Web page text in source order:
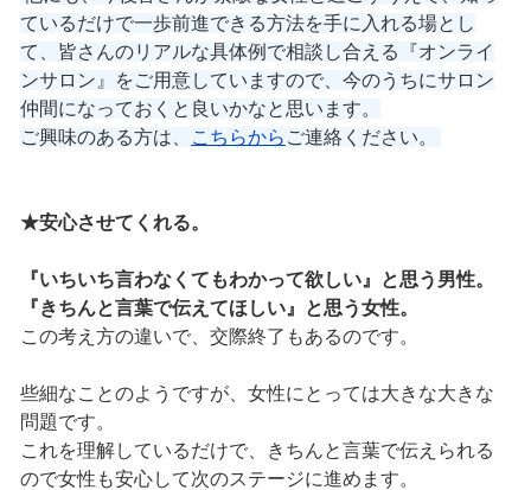
ているだけで一歩前進できる方法を手に入れる場とし
て、皆さんのリアルな具体例で相談し合える『オンライ
ンサロン』をご用意していますので、今のうちにサロン
仲間になっておくと良いかなと思います。
ご興味のある方は、
こちらから ご連絡ください。
★安心させてくれる。
『いちいち言わなくてもわかって欲しい』と思う男性。
『きちんと言葉で伝えてほしい』と思う女性。
この考え方の違いで、交際終了もあるのです。
些細なことのようですが、女性にとっては大きな大きな
問題です。
これを理解しているだけで、きちんと言葉で伝えられる
ので女性も安心して次のステージに進めます。